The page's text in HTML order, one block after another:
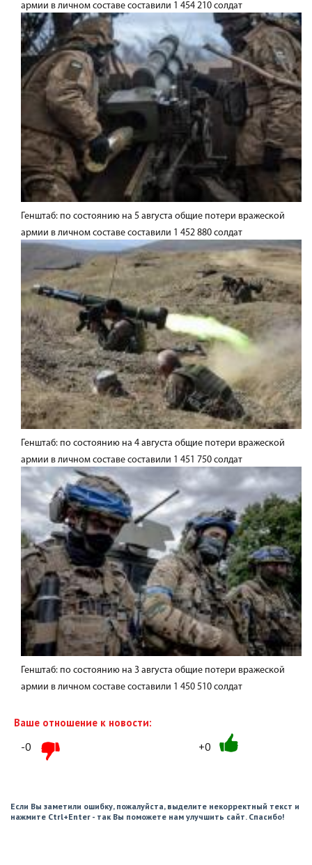
армии в личном составе составили 1 454 210 солдат
Генштаб: по состоянию на 5 августа общие потери вражеской
армии в личном составе составили 1 452 880 солдат
Генштаб: по состоянию на 4 августа общие потери вражеской
армии в личном составе составили 1 451 750 солдат
Генштаб: по состоянию на 3 августа общие потери вражеской
армии в личном составе составили 1 450 510 солдат
Ваше отношение к новости:
-0 +0
Если Вы заметили ошибку, пожалуйста, выделите некорректный текст и
нажмите Ctrl+Enter - так Вы поможете нам улучшить сайт. Спасибо!